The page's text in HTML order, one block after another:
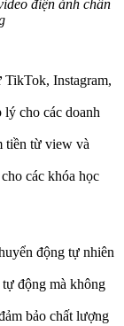
điện ảnh chân
Instagram,
cho các doanh
tiền từ view và
các khóa học
động tự nhiên
động mà không
bảo chất lượng